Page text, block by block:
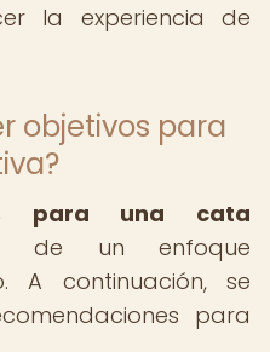
la experiencia de
objetivos para
para una cata
de un enfoque
A continuación, se
para